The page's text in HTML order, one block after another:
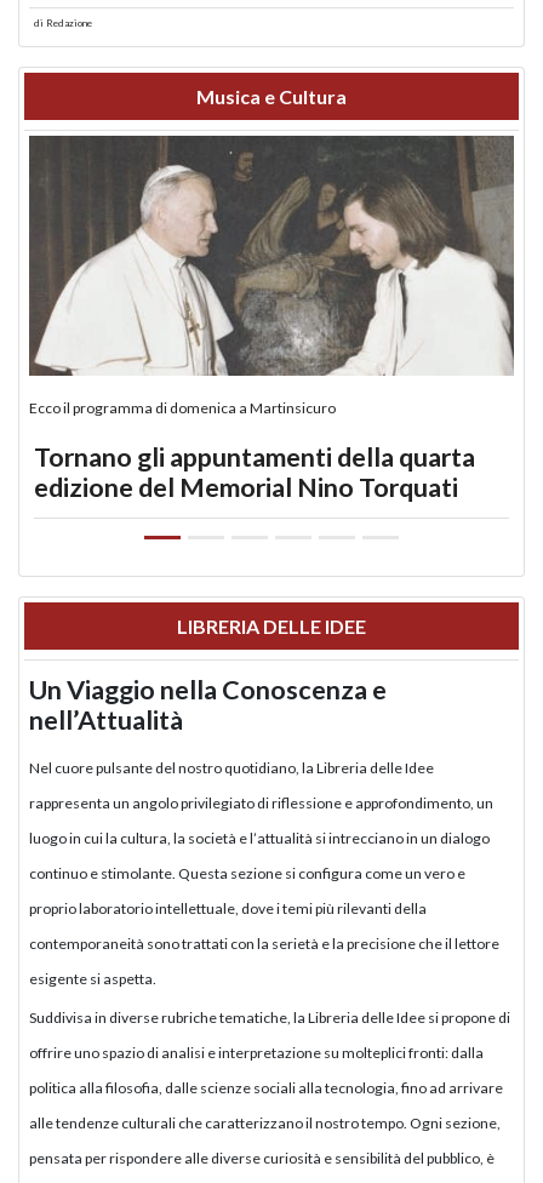
di Redazione
Musica e Cultura
Ecco il programma di domenica a Martinsicuro
Tornano gli appuntamenti della quarta
edizione del Memorial Nino Torquati
LIBRERIA DELLE IDEE
Un Viaggio nella Conoscenza e
nell’Attualità
Nel cuore pulsante del nostro quotidiano, la Libreria delle Idee
rappresenta un angolo privilegiato di riflessione e approfondimento, un
luogo in cui la cultura, la società e l’attualità si intrecciano in un dialogo
continuo e stimolante. Questa sezione si configura come un vero e
proprio laboratorio intellettuale, dove i temi più rilevanti della
contemporaneità sono trattati con la serietà e la precisione che il lettore
esigente si aspetta.
Suddivisa in diverse rubriche tematiche, la Libreria delle Idee si propone di
offrire uno spazio di analisi e interpretazione su molteplici fronti: dalla
politica alla filosofia, dalle scienze sociali alla tecnologia, fino ad arrivare
alle tendenze culturali che caratterizzano il nostro tempo. Ogni sezione,
pensata per rispondere alle diverse curiosità e sensibilità del pubblico, è